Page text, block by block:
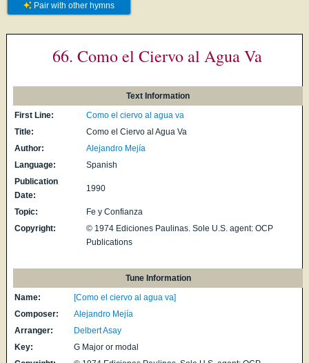
Pair with other hymns
66. Como el Ciervo al Agua Va
Text Information
First Line:
Como el ciervo al agua va
Title:
Como el Ciervo al Agua Va
Author:
Alejandro Mejía
Language:
Spanish
Publication
Date:
1990
Topic:
Fe y Confianza
Copyright:
© 1974 Ediciones Paulinas. Sole U.S. agent: OCP
Publications
Tune Information
Name:
[Como el ciervo al agua va]
Composer:
Alejandro Mejía
Arranger:
Delbert Asay
Key:
G Major or modal